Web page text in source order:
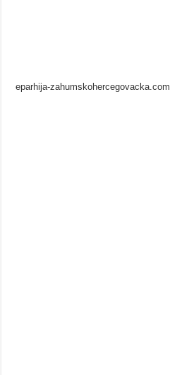
eparhija-zahumskohercegovacka.com